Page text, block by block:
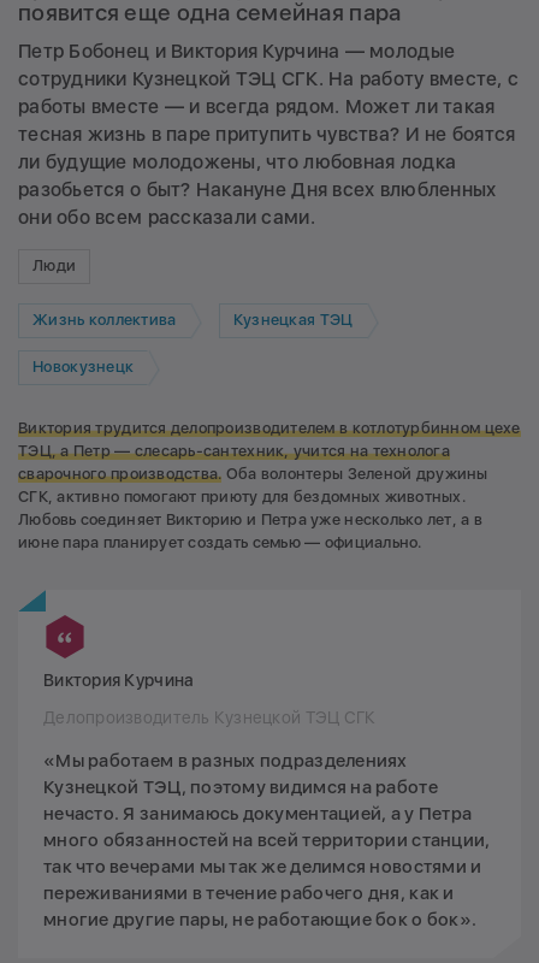
появится еще одна семейная пара
Петр Бобонец и Виктория Курчина — молодые
сотрудники Кузнецкой ТЭЦ СГК. На работу вместе, с
работы вместе — и всегда рядом. Может ли такая
тесная жизнь в паре притупить чувства? И не боятся
ли будущие молодожены, что любовная лодка
разобьется о быт? Накануне Дня всех влюбленных
они обо всем рассказали сами.
Люди
Жизнь коллектива Кузнецкая ТЭЦ
Новокузнецк
Виктория трудится делопроизводителем в котлотурбинном цехе
ТЭЦ, а Петр — слесарь-сантехник, учится на технолога
сварочного производства. Оба волонтеры Зеленой дружины
СГК, активно помогают приюту для бездомных животных.
Любовь соединяет Викторию и Петра уже несколько лет, а в
июне пара планирует создать семью — официально.
Виктория Курчина
Делопроизводитель Кузнецкой ТЭЦ СГК
«Мы работаем в разных подразделениях
Кузнецкой ТЭЦ, поэтому видимся на работе
нечасто. Я занимаюсь документацией, а у Петра
много обязанностей на всей территории станции,
так что вечерами мы так же делимся новостями и
переживаниями в течение рабочего дня, как и
многие другие пары, не работающие бок о бок».